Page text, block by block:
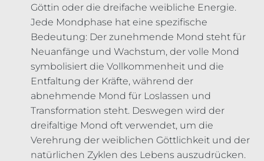
Göttin oder die dreifache weibliche Energie.
Jede Mondphase hat eine spezifische
Bedeutung: Der zunehmende Mond steht für
Neuanfänge und Wachstum, der volle Mond
symbolisiert die Vollkommenheit und die
Entfaltung der Kräfte, während der
abnehmende Mond für Loslassen und
Transformation steht. Deswegen wird der
dreifaltige Mond oft verwendet, um die
Verehrung der weiblichen Göttlichkeit und der
natürlichen Zyklen des Lebens auszudrücken.